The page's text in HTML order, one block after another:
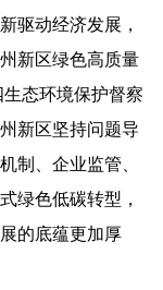
驱动经济发展，
新区绿色高质量
态环境保护督察
新区坚持问题导
制、企业监管、
绿色低碳转型，
的底蕴更加厚